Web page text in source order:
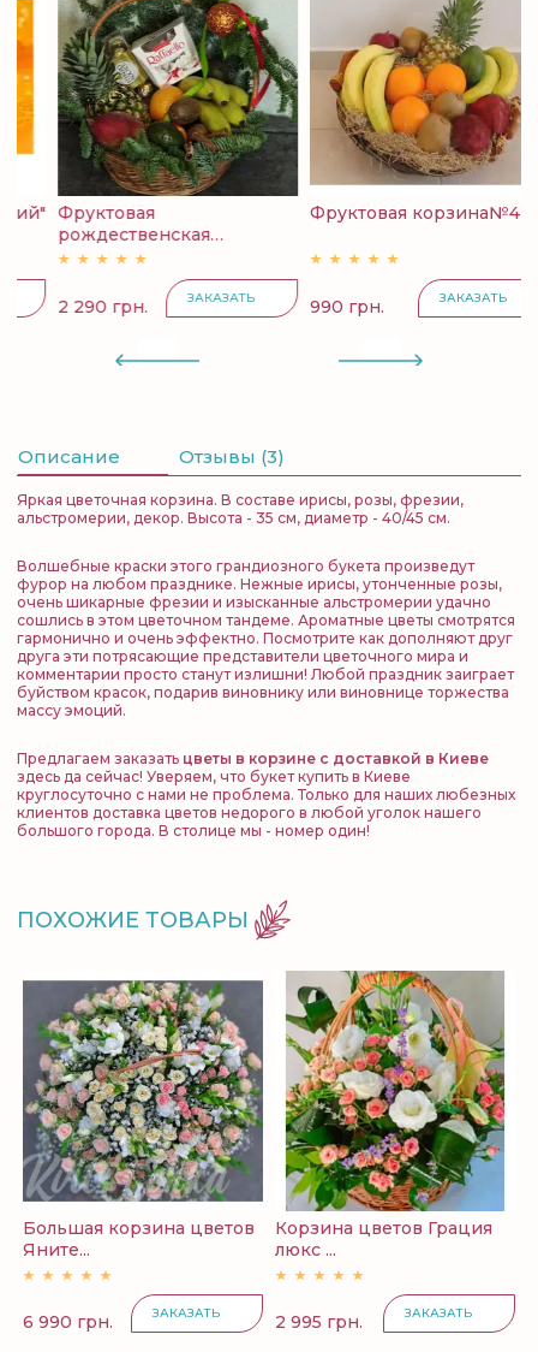
Фруктовая
рождественская
корзина...
2 290 грн. ЗАКАЗАТЬ
Фруктовая корзина№4
990 грн. ЗАКАЗАТЬ
Описание Отзывы (3)
Яркая цветочная корзина. В составе ирисы, розы, фрезии,
альстромерии, декор. Высота - 35 см, диаметр - 40/45 см.
Волшебные краски этого грандиозного букета произведут
фурор на любом празднике. Нежные ирисы, утонченные розы,
очень шикарные фрезии и изысканные альстромерии удачно
сошлись в этом цветочном тандеме. Ароматные цветы смотрятся
гармонично и очень эффектно. Посмотрите как дополняют друг
друга эти потрясающие представители цветочного мира и
комментарии просто станут излишни! Любой праздник заиграет
буйством красок, подарив виновнику или виновнице торжества
массу эмоций.
Предлагаем заказать цветы в корзине с доставкой в Киеве
здесь да сейчас! Уверяем, что букет купить в Киеве
круглосуточно с нами не проблема. Только для наших любезных
клиентов доставка цветов недорого в любой уголок нашего
большого города. В столице мы - номер один!
ПОХОЖИЕ ТОВАРЫ
Большая корзина цветов
Яните...
6 990 грн. ЗАКАЗАТЬ
Корзина цветов Грация
люкс ...
2 995 грн. ЗАКАЗАТЬ